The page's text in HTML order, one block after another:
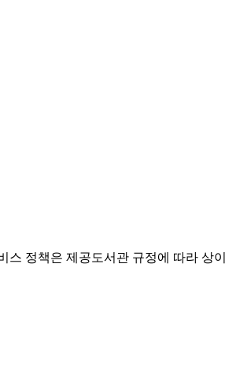
스 정책은 제공도서관 규정에 따라 상이